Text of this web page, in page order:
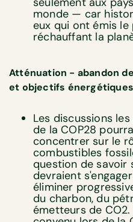
monde — car
eux qui ont émis le
réchauffant la
Atténuation - abandon
et objectifs
Les discussions
de la COP28
concentrer sur le
combustibles
question de savoir
devraient
éliminer
du charbon, du
émetteurs de